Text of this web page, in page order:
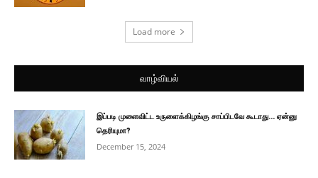
Load more
வாழ்வியல்
இப்படி முளைவிட்ட உருளைக்கிழங்கு சாப்பிடவே கூடாது… ஏன்னு
தெரியுமா?
December 15, 2024